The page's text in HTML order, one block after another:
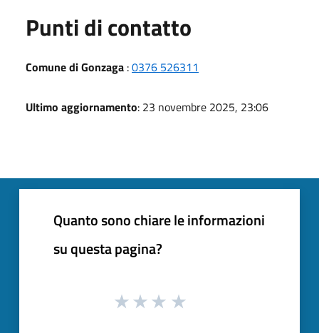
Punti di contatto
Comune di Gonzaga :0376 526311
Ultimo aggiornamento: 23 novembre 2025, 23:06
Quanto sono chiare le informazioni
su questa pagina?